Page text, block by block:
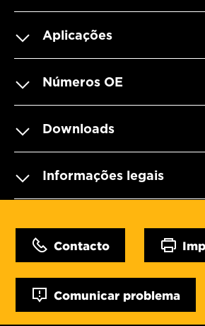
Aplicações
Números OE
Downloads
Informações legais
Contacto
Comunicar problema